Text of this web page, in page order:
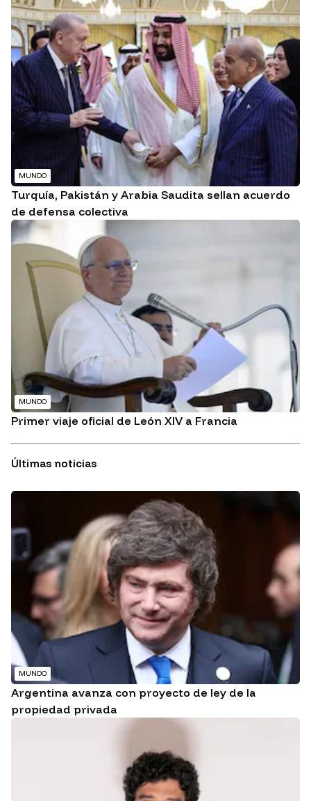
MUNDO
Turquía, Pakistán y Arabia Saudita sellan acuerdo
de defensa colectiva
MUNDO
Primer viaje oficial de León XIV a Francia
Últimas noticias
MUNDO
Argentina avanza con proyecto de ley de la
propiedad privada